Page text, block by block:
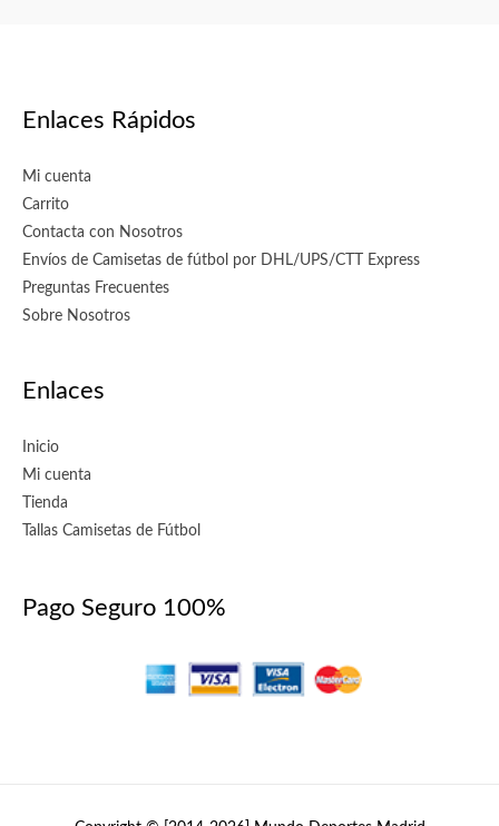
Enlaces Rápidos
Mi cuenta
Carrito
Contacta con Nosotros
Envíos de Camisetas de fútbol por DHL/UPS/CTT Express
Preguntas Frecuentes
Sobre Nosotros
Enlaces
Inicio
Mi cuenta
Tienda
Tallas Camisetas de Fútbol
Pago Seguro 100%